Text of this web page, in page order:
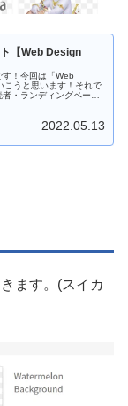
ト【Web Design
！今回は「Web
こうと思います！それで
・ランディングページ
2022.05.13
ます。(スイカ